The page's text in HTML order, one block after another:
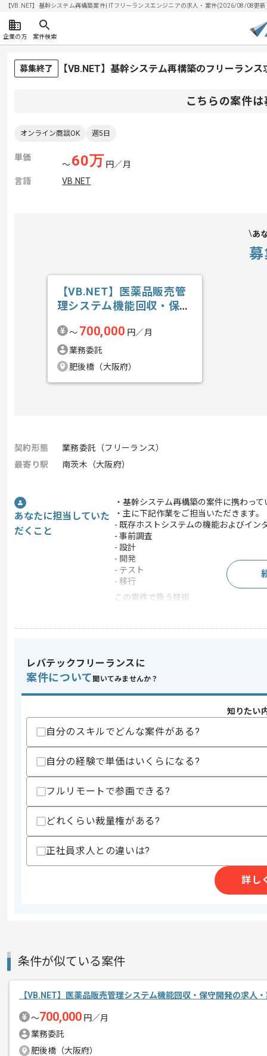
【VB.NET】基幹システム再構築案件| ITフリーランスエンジニアの求人・案件(2026/08/08更
企業の方 案件検索
募集終了 【VB.NET】基幹システム再構築のフリーラン
こちらの案件
オンライン商談OK 週5日
単価
〜60万 円／月
言語
VB.NET
あ
【VB.NET】医薬品販売管
理システム機能回収・保守
〜 700,000 円／月
業務委託
肥後橋（大阪府）
契約形態
業務委託（フリーランス）
最寄り駅
南茨木（大阪府）
あなたに担当していた
だくこと
・基幹システム再構築の案件に携わっ
・主に下記作業をご担当いただきます。
- 既存ホストシステムの機能およびイン
- 事前調査
- 設計
- 開発
- テスト
- 移行
この案件で扱う技術
スキル
求めるスキル
・VB.NETを用いた開発、調査、分析経験
歓迎スキル
・生産管理システムの知識
・既存ホストシステムの機能およびイ
・事前調査~設計~開発~テスト~移行ま
上記に似た経験やスキルをお持ちであれば申
精算・お支払い
精算条件
作業開始日
エージェントからのコ
メント
レバテックフリーランスに
案件について 聞いてみませんか？
知りたい
自分のスキルでどんな案件がある?
自分の経験で単価はいくらになる?
フルリモートで参画できる?
どれくらい裁量権がある?
正社員求人との違いは?
詳し
条件が似ている案件
【VB.NET】医薬品販売管理システム機能回収・保守開発の求人
〜700,000 円／月
業務委託
肥後橋（大阪府）